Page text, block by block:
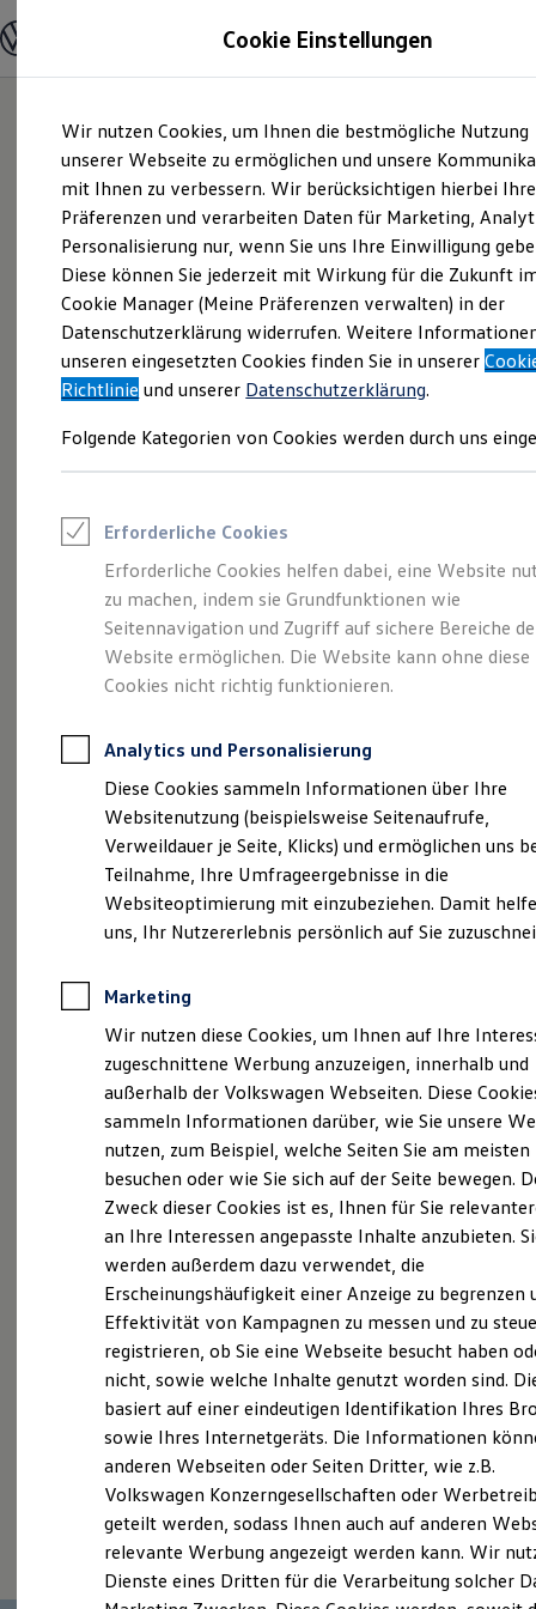
Hauptinhalt
springen
Footer
springen
Modelle und Konfigurator
Modelle vergleichen
Elektroautos
ENERGY Sondermodelle
Nutzfahrzeuge
SUV und CUV
Familienautos
Kombis
Kompaktwagen
Sportwagen
Schnell verfügbare Fahrzeuge
Angebote und Produkte
Aktuelle Angebote
E-Auto-Förderung
Volkswagen Marktplatz
Junge Gebrauchtwagen und Gebrauchtwagen
Saisonangebote
Leasing
Leasing-Angebote
Gebrauchtwagen Leasing
Junge Gebrauchtwagen-Leasing
Elektroauto Leasing
Kleinwagen-Leasing
Leasing ohne Anzahlung
Autokredit mit Schlussrate
Versicherungen und Garantien
Kfz-Versicherung
Restschuldversicherungen
Garantien
Wartungsverträge
Geschäftskunden
Professional Class bei Volkswagen
Großkunden
Behörden
Anpfiff zum Gewinn
Elektroautos
ID. Tutorials
Elektrofahrzeugkonzepte
Reichweite
Reichweite der ID. Modelle
Reichweite im Winter
Laden
Laden unterwegs
Laden Zuhause
Ladezeitensimulator
Batterie
Sicherheit
Garantie und Lebensdauer
Nachhaltigkeit
Technologie
Kosten und Kauf
Verbrauchskosten
Kaufoptionen
E-Auto-Förderung
Software und Konnektivität
Die ID. Software 6
ID. Software Versionen und Updates
Digitale Extras
Schnittstellen zu Ihrem ID.
Mehr Raum für alle(s).
Der Tayron.
Probefahrt vereinbaren
Fahrzeugangebot anfordern
Servicetermin buchen
Serviceanfrage stellen
Cookie Einstellungen
Wir nutzen Cookies, um Ihnen die bestmögliche Nutzung
unserer Webseite zu ermöglichen und unsere
mit Ihnen zu verbessern. Wir berücksichtigen hierbei Ihre
Präferenzen und verarbeiten Daten für Marketing,
Personalisierung nur, wenn Sie uns Ihre Einwilligung
Diese können Sie jederzeit mit Wirkung für die Zukunft
Cookie Manager (Meine Präferenzen verwalten) in der
Datenschutzerklärung widerrufen. Weitere
unseren eingesetzten Cookies finden Sie in unserer
Richtlinie und unserer Datenschutzerklärung.
Folgende Kategorien von Cookies werden durch uns
Erforderliche Cookies
Erforderliche Cookies helfen dabei, eine Website
zu machen, indem sie Grundfunktionen wie
Seitennavigation und Zugriff auf sichere Bereiche
Website ermöglichen. Die Website kann ohne diese
Cookies nicht richtig funktionieren.
Analytics und Personalisierung
Diese Cookies sammeln Informationen über Ihre
Websitenutzung (beispielsweise Seitenaufrufe,
Verweildauer je Seite, Klicks) und ermöglichen uns
Teilnahme, Ihre Umfrageergebnisse in die
Websiteoptimierung mit einzubeziehen. Damit
uns, Ihr Nutzererlebnis persönlich auf Sie
Marketing
Wir nutzen diese Cookies, um Ihnen auf Ihre
zugeschnittene Werbung anzuzeigen, innerhalb und
außerhalb der Volkswagen Webseiten. Diese
sammeln Informationen darüber, wie Sie unsere
nutzen, zum Beispiel, welche Seiten Sie am meisten
besuchen oder wie Sie sich auf der Seite bewegen.
Zweck dieser Cookies ist es, Ihnen für Sie
an Ihre Interessen angepasste Inhalte anzubieten.
werden außerdem dazu verwendet, die
Erscheinungshäufigkeit einer Anzeige zu begrenzen
Effektivität von Kampagnen zu messen und zu
registrieren, ob Sie eine Webseite besucht haben
nicht, sowie welche Inhalte genutzt worden sind.
basiert auf einer eindeutigen Identifikation Ihres
sowie Ihres Internetgeräts. Die Informationen
anderen Webseiten oder Seiten Dritter, wie z.B.
Volkswagen Konzerngesellschaften oder
geteilt werden, sodass Ihnen auch auf anderen
relevante Werbung angezeigt werden kann. Wir
Dienste eines Dritten für die Verarbeitung solcher